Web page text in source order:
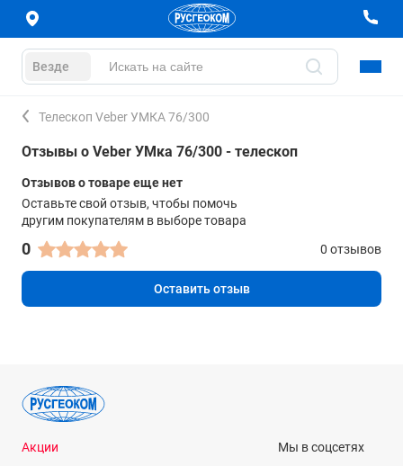
Везде
Телескоп Veber УМКА 76/300
Отзывы о Veber УМка 76/300 - телескоп
Отзывов о товаре еще нет
Оставьте свой отзыв, чтобы помочь
другим покупателям в выборе товара
0 0 отзывов
Оставить отзыв
Акции
Мы в соцсетях